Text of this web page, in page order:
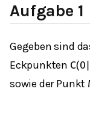
Aufgabe 1
Gegeben sind
Eckpunkten C(0
sowie der Punkt